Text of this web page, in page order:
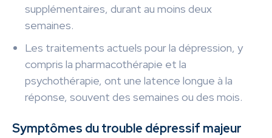
supplémentaires, durant au moins deux
semaines.
Les traitements actuels pour la dépression, y
compris la pharmacothérapie et la
psychothérapie, ont une latence longue à la
réponse, souvent des semaines ou des mois.
Symptômes du trouble dépressif majeur